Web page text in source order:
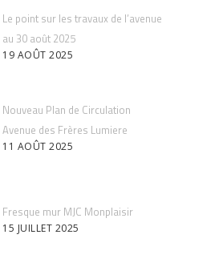
Le point sur les travaux de l’avenue
au 30 août 2025
19 AOÛT 2025
Nouveau Plan de Circulation
Avenue des Frères Lumiere
11 AOÛT 2025
Fresque mur MJC Monplaisir
15 JUILLET 2025